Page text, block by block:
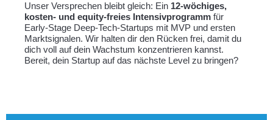
Unser Versprechen bleibt gleich: Ein 12-wöchiges,
kosten- und equity-freies Intensivprogramm für
Early-Stage Deep-Tech-Startups mit MVP und ersten
Marktsignalen. Wir halten dir den Rücken frei, damit du
dich voll auf dein Wachstum konzentrieren kannst.
Bereit, dein Startup auf das nächste Level zu bringen?